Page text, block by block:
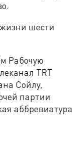
шести
Рабочую
TRT
Сойлу,
партии
аббревиатура